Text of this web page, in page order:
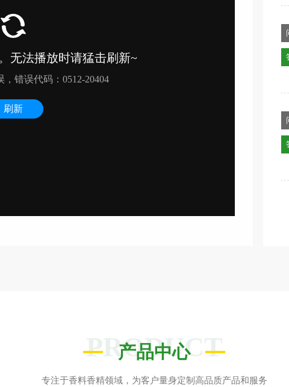
PRODUCT
产品中心
专注于香料香精领域，为客户量身定制高品质产品和服务